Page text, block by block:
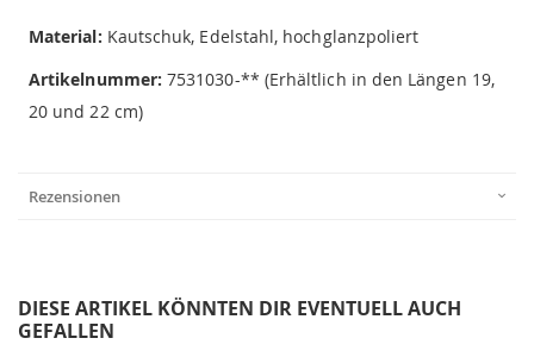
Material: Kautschuk, Edelstahl, hochglanzpoliert
Artikelnummer: 7531030-** (Erhältlich in den Längen 19,
20 und 22 cm)
Rezensionen
DIESE ARTIKEL KÖNNTEN DIR EVENTUELL AUCH
GEFALLEN